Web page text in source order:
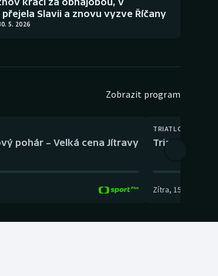
Slavii a znovu vyzve Říčany
5. 2026
Zobrazit program
pohár – Velká cena Jítravy
TRIATLON
Triatlon:
Zítra, 15:00